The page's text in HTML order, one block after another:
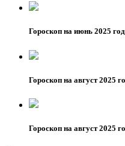
Гороскоп на июнь 2025
Гороскоп на август 2025
Гороскоп на август 2025